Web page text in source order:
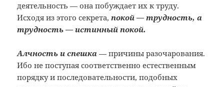
деятельность — она побуждает их к труду.
Исходя из этого секрета,покой — трудность, а
трудность — истинный покой.
Алчность и спешка — причины разочарования.
Ибо не поступая соответственно естественным
порядку и последовательности, подобных